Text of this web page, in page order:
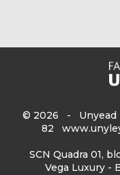
© 2026 - Unyead
82
SCN Quadra 01,
Vega Luxury -